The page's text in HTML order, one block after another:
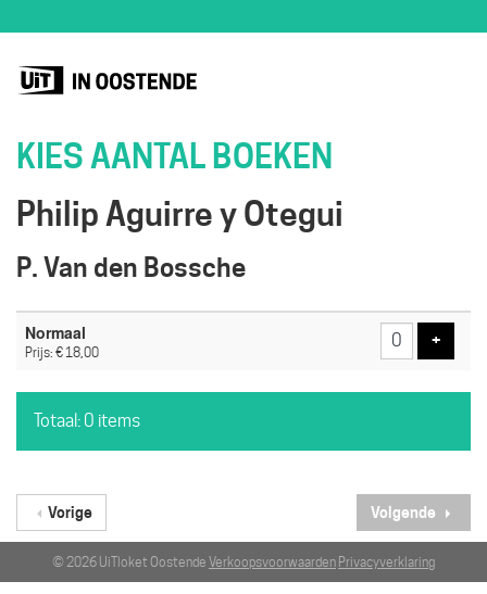
KIES AANTAL BOEKEN
Philip Aguirre y Otegui
P. Van den Bossche
Aantal
Normaal
Prijs: € 18,00
+Voeg
Totaal: 0 items
Vorige Volgende
© 2026 UiTloket Oostende Verkoopsvoorwaarden Privacyverklaring